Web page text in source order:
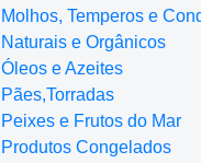
Molhos, Temperos e
Naturais e Orgânicos
Óleos e Azeites
Pães,Torradas
Peixes e Frutos do Mar
Produtos Congelados